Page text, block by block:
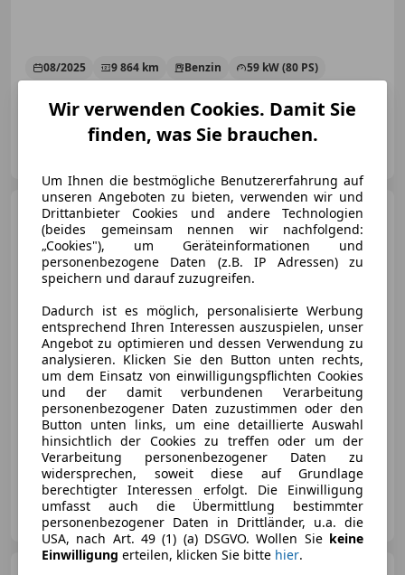
08/2025 9 864 km Benzin
59 kW (80 PS)
Birngruber GmbH & Co KG
Volkswagen ID. BuzzVW
ID. Buzz Pro 210 kW
€ 63 470 1
Neu 07/2026 15 000 km Elektro
89 kW (121 PS)
Lagerabverkauf - Sonderpreis unter +436648264322
Birngruber GmbH & Co KG
AT-3500 Krems
Wir verwenden Cookies. Damit Sie
finden, was Sie brauchen.
Um Ihnen die bestmögliche Benutzererfahrung auf
unseren Angeboten zu bieten, verwenden wir und
Drittanbieter Cookies und andere Technologien
(beides gemeinsam nennen wir nachfolgend:
„Cookies"), um Geräteinformationen und
personenbezogene Daten (z.B. IP Adressen) zu
speichern und darauf zuzugreifen.
Dadurch ist es möglich, personalisierte Werbung
entsprechend Ihren Interessen auszuspielen, unser
Angebot zu optimieren und dessen Verwendung zu
analysieren. Klicken Sie den Button unten rechts,
um dem Einsatz von einwilligungspflichten Cookies
und der damit verbundenen Verarbeitung
personenbezogener Daten zuzustimmen oder den
Button unten links, um eine detaillierte Auswahl
hinsichtlich der Cookies zu treffen oder um der
Verarbeitung personenbezogener Daten zu
widersprechen, soweit diese auf Grundlage
berechtigter Interessen erfolgt. Die Einwilligung
umfasst auch die Übermittlung bestimmter
personenbezogener Daten in Drittländer, u.a. die
USA, nach Art. 49 (1) (a) DSGVO. Wollen Sie keine
Einwilligung erteilen, klicken Sie bitte hier.